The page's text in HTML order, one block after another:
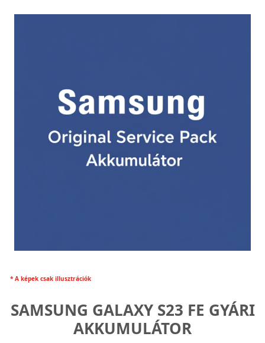
* A képek csak illusztrációk
SAMSUNG GALAXY S23 FE GYÁRI
AKKUMULÁTOR